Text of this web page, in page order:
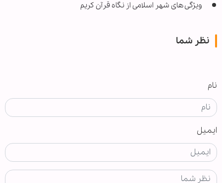
ویژگی های شهر اسلامی از نگاه قرآن کریم
نظر شما
نام
ایمیل